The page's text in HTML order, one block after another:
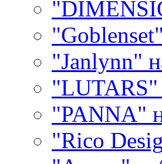
"Janlynn"
"LUTARS"
"PANNA"
"Rico